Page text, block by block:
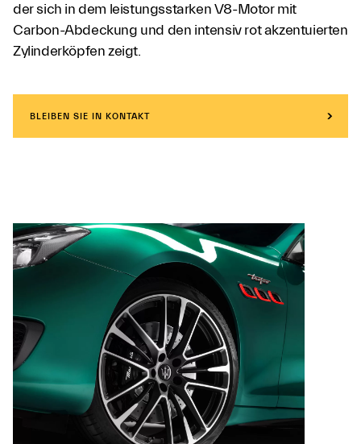
der sich in dem leistungsstarken V8-Motor mit
Carbon-Abdeckung und den intensiv rot akzentuierten
Zylinderköpfen zeigt.
BLEIBEN SIE IN KONTAKT